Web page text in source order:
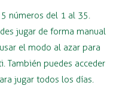
números del 1 al 35.
jugar de forma manual
el modo al azar para
También puedes acceder
jugar todos los días.